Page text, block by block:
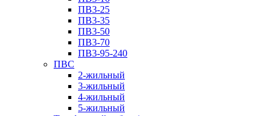
ПВ3-25
ПВ3-35
ПВ3-50
ПВ3-70
ПВ3-95-240
ПВС
2-жильный
3-жильный
4-жильный
5-жильный